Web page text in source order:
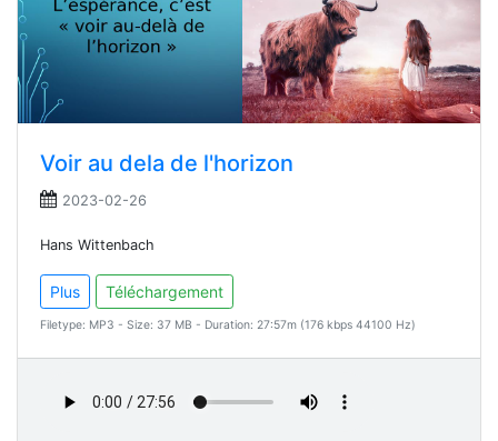
Voir au dela de l'horizon
2023-02-26
Hans Wittenbach
Plus Téléchargement
Filetype: MP3 - Size: 37 MB - Duration: 27:57m (176 kbps 44100 Hz)